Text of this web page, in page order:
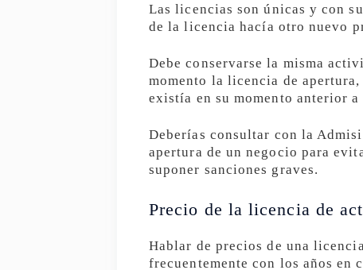
Las licencias son únicas y con
de la licencia hacía otro nuevo
Debe conservarse la misma
momento la licencia de
existía en su momento anterior
Deberías consultar con la
apertura de un negocio para
suponer sanciones graves.
Precio de la licencia de
Hablar de precios de una
frecuentemente con los años en